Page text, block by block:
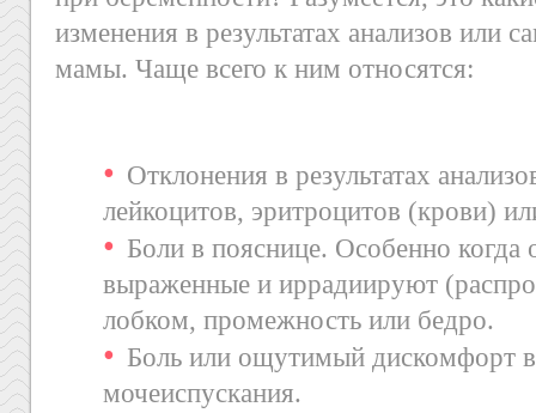
изменения в результатах анализов или
мамы. Чаще всего к ним относятся:
Отклонения в результатах
лейкоцитов, эритроцитов (крови)
Боли в пояснице. Особенно когда
выраженные и иррадиируют
лобком, промежность или бедро.
Боль или ощутимый дискомфорт
мочеиспускания.